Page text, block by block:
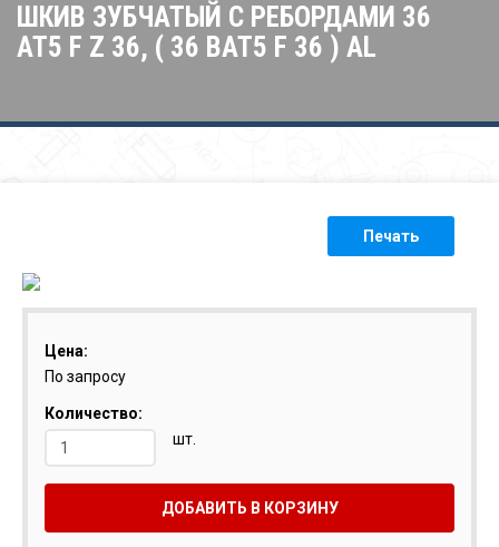
ШКИВ ЗУБЧАТЫЙ С РЕБОРДАМИ 36
AT5 F Z 36, ( 36 BAT5 F 36 ) AL
Печать
Цена:
По запросу
Количество:
шт.
ДОБАВИТЬ В КОРЗИНУ